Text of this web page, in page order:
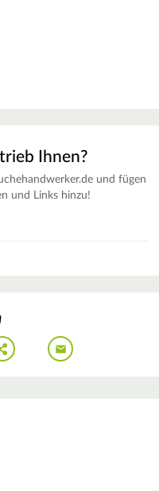
Ihnen?
und fügen
und Links hinzu!